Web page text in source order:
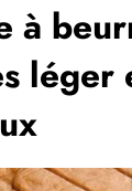
à
léger